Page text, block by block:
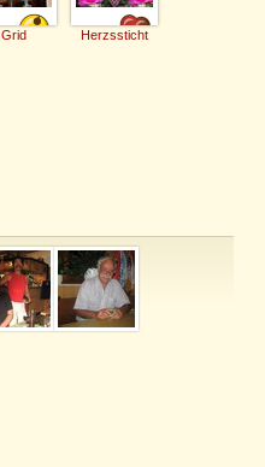
Grid Herzssticht